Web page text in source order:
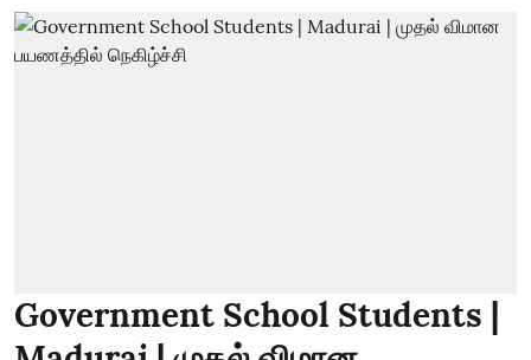
Government School Students |